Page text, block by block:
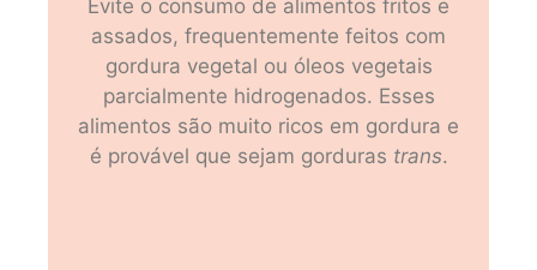
Evite o consumo de alimentos fritos e
assados, frequentemente feitos com
gordura vegetal ou óleos vegetais
parcialmente hidrogenados. Esses
alimentos são muito ricos em gordura e
é provável que sejam gorduras trans.